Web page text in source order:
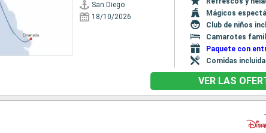
San Diego
18/10/2026
Mágicos
Club de niños
Camarotes
Paquete con
Comidas
VER LAS